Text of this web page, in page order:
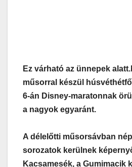
Ez várható az ünnepek alatt.
műsorral készül
6-án Disney-maratonnak
a nagyok egyaránt.
A délelőtti műsorsávban
sorozatok kerülnek
Kacsamesék, a Gumimacik